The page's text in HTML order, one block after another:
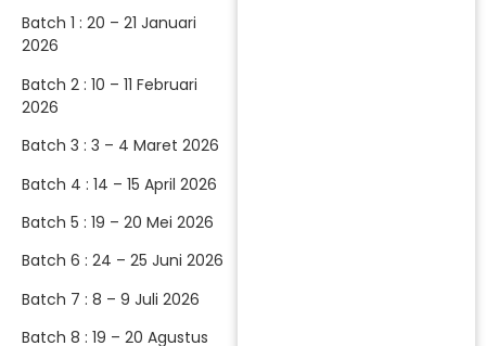
Batch 1 : 20 – 21 Januari
2026
Batch 2 : 10 – 11 Februari
2026
Batch 3 : 3 – 4 Maret 2026
Batch 4 : 14 – 15 April 2026
Batch 5 : 19 – 20 Mei 2026
Batch 6 : 24 – 25 Juni 2026
Batch 7 : 8 – 9 Juli 2026
Batch 8 : 19 – 20 Agustus